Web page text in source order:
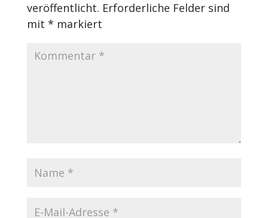
veröffentlicht. Erforderliche Felder sind
mit * markiert